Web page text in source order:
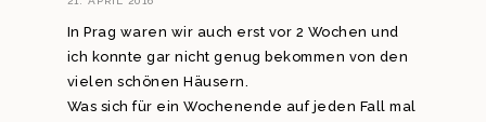
In Prag waren wir auch erst vor 2 Wochen und
ich konnte gar nicht genug bekommen von den
vielen schönen Häusern.
Was sich für ein Wochenende auf jeden Fall mal